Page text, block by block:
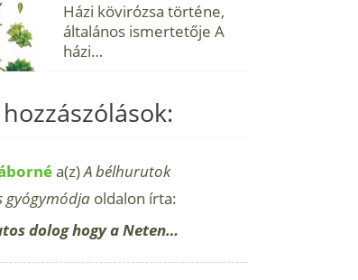
Házi kövirózsa történe,
általános ismertetője A
házi…
a(z)A bélhurutok
gyógymódja oldalon írta:
dolog hogy a Neten…